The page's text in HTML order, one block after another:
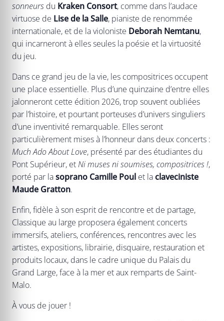
sonneurs du Kraken Consort, comme dans l’audace
virtuose de Lise de la Salle, pianiste de renommée
internationale, et de la violoniste Deborah Nemtanu,
qui incarneront à elles seules la poésie et la virtuosité
du jeu.
Dans ce grand jeu de la vie, les compositrices occupent
une place essentielle. Plus d’une quinzaine d’entre elles
jalonneront cette édition 2026, trop souvent oubliées
par l’histoire, et pourtant porteuses d’univers singuliers
d’une inventivité remarquable. Elles seront
particulièrement mises à l’honneur dans deux concerts :
Much Ado About Love, présenté par des étudiantes du
Pont Supérieur, etNi muses ni soumises, compositrices !,
porté par lasoprano Camille Poul et laclaveciniste
Maude Gratton.
Enfin, fidèle à son esprit de rencontre et de partage,
Classique au large proposera également concerts
immersifs, ateliers, conférences, rencontres avec les
artistes, expositions, librairie, disquaire, restauration et
produits locaux, dans le cadre unique du Palais du
Grand Large, face à la mer et aux remparts de Saint-
Malo.
À vous de jouer !